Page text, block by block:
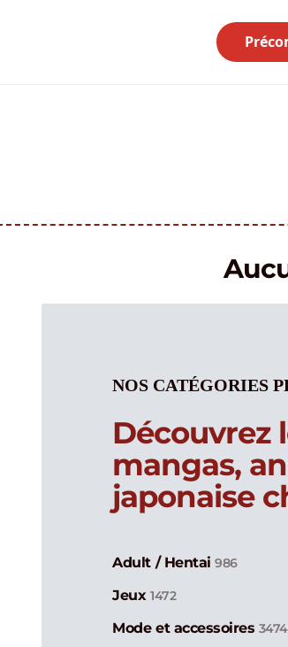
NOS CATÉGORIES
Découvrez
mangas,
japonaise
Adult / Hentai986
Jeux 1472
Mode et accessoires 3474